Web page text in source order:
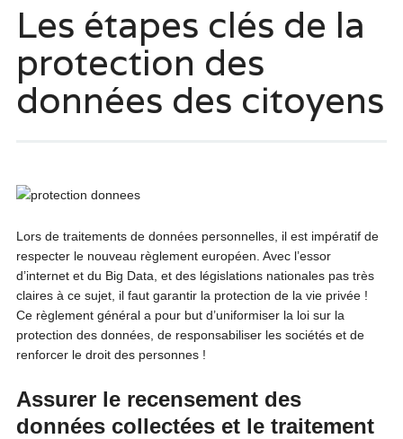
Les étapes clés de la
protection des
données des citoyens
Lors de traitements de données personnelles, il est impératif de
respecter le nouveau règlement européen. Avec l’essor
d’internet et du Big Data, et des législations nationales pas très
claires à ce sujet, il faut garantir la protection de la vie privée !
Ce règlement général a pour but d’uniformiser la loi sur la
protection des données, de responsabiliser les sociétés et de
renforcer le droit des personnes !
Assurer le recensement des
données collectées et le traitement